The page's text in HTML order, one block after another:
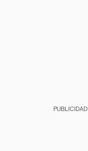
PUBLICIDAD